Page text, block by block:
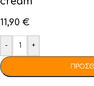
11,90 €
- +